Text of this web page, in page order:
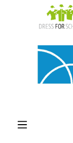
springen